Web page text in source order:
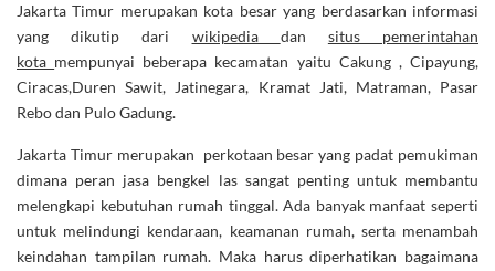
Jakarta Timur merupakan kota besar yang berdasarkan informasi
yang dikutip dari wikipedia dan situs pemerintahan
kota mempunyai beberapa kecamatan yaitu Cakung , Cipayung,
Ciracas,Duren Sawit, Jatinegara, Kramat Jati, Matraman, Pasar
Rebo dan Pulo Gadung.
Jakarta Timur merupakan perkotaan besar yang padat pemukiman
dimana peran jasa bengkel las sangat penting untuk membantu
melengkapi kebutuhan rumah tinggal. Ada banyak manfaat seperti
untuk melindungi kendaraan, keamanan rumah, serta menambah
keindahan tampilan rumah. Maka harus diperhatikan bagaimana